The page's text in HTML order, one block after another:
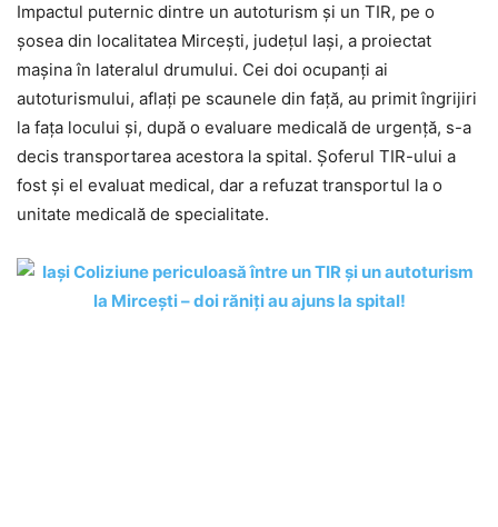
Impactul puternic dintre un autoturism și un TIR, pe o
șosea din localitatea Mircești, județul Iași, a proiectat
mașina în lateralul drumului. Cei doi ocupanți ai
autoturismului, aflați pe scaunele din față, au primit îngrijiri
la fața locului și, după o evaluare medicală de urgență, s-a
decis transportarea acestora la spital. Șoferul TIR-ului a
fost și el evaluat medical, dar a refuzat transportul la o
unitate medicală de specialitate.